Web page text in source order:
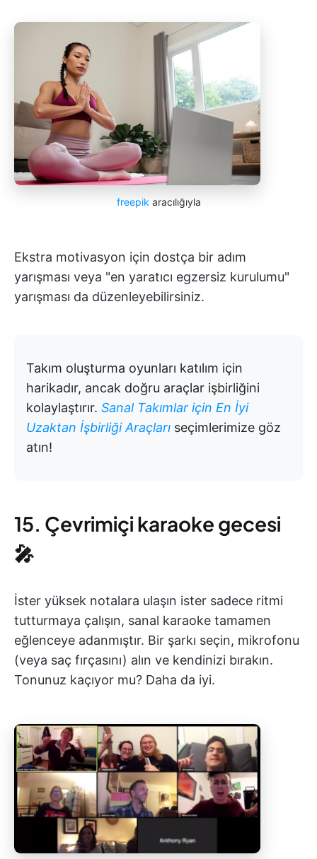
freepikaracılığıyla
Ekstra motivasyon için dostça bir adım
yarışması veya "en yaratıcı egzersiz kurulumu"
yarışması da düzenleyebilirsiniz.
Takım oluşturma oyunları katılım için
harikadır, ancak doğru araçlar işbirliğini
kolaylaştırır. Sanal Takımlar için En İyi
Uzaktan İşbirliği Araçları seçimlerimize göz
atın!
15. Çevrimiçi karaoke gecesi
🎤
İster yüksek notalara ulaşın ister sadece ritmi
tutturmaya çalışın, sanal karaoke tamamen
eğlenceye adanmıştır. Bir şarkı seçin, mikrofonu
(veya saç fırçasını) alın ve kendinizi bırakın.
Tonunuz kaçıyor mu? Daha da iyi.